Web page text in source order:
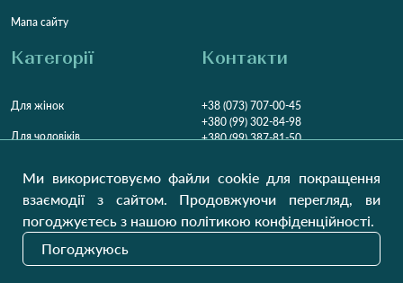
Мапа сайту
Категорії
Для жінок
Для чоловіків
Домашній текстиль
Контакти
+38 (073) 707-00-45
+380 (99) 302-84-98
+380 (99) 387-81-50
Пн-Пт9:00 - 16:00
НДВихідний
Ми використовуємо файли cookie для покращення
взаємодії з сайтом. Продовжуючи перегляд, ви
погоджуєтесь з нашою політикою конфіденційності.
Погоджуюсь